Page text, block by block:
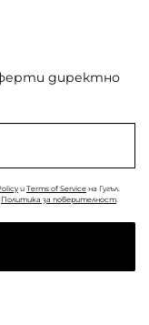
директно
и Terms of Service на Гугъл.
Политика за поверителност